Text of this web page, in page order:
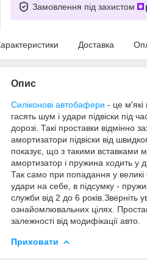
Замовлення під захистом
Доставка
Опис
Силіконові автобафери - це м'які
гасять шум і удари підвіски під
дорозі. Такі проставки відмінно
амортизатори підвіски від
показує, що з такими вставками
амортизатор і пружина ходить у
Так само при попадання у
удари на себе, в підсумку -
служби від 2 до 6 років.Зверніть
ознайомлювальних цілях.
залежності від модифікації авто.
Приховати